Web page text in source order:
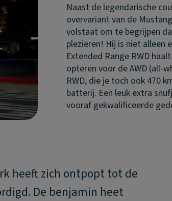
Naast de legendarische
overvariant van de
volstaat om te begrijpen
plezieren! Hij is niet alleen
Extended Range RWD
opteren voor de AWD (all-
RWD, die je toch ook 470
batterij. Een leuk extra
vooraf gekwalificeerde
heeft zich ontpopt tot de
De benjamin heet